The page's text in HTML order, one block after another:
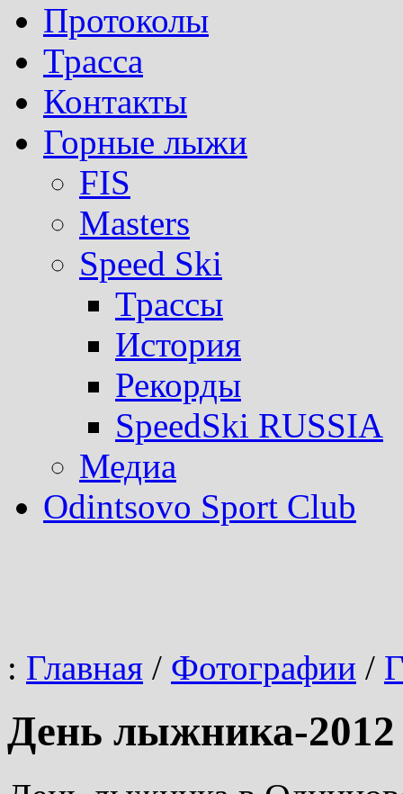
Протоколы
Трасса
Контакты
Горные лыжи
FIS
Masters
Speed Ski
Трассы
История
Рекорды
SpeedSki RUSSIA
Медиа
Odintsovo Sport Club
: Главная / Фотографии /
День лыжника-2012